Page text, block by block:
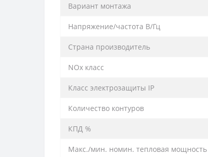
Вариант монтажа
Напряжение/частота В/Гц
Страна производитель
NOx класс
Класс электрозащиты IP
Количество контуров
КПД %
Макс./мин. номин. тепловая мощность